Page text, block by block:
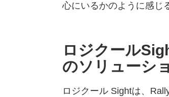
心にいるかのように感じ
ロジクール
のソリューシ
ロジクール Sightは、